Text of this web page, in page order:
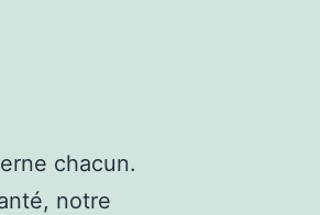
chacun.
notre